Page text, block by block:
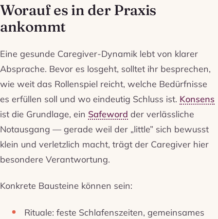
Worauf es in der Praxis
ankommt
Eine gesunde Caregiver-Dynamik lebt von klarer
Absprache. Bevor es losgeht, solltet ihr besprechen,
wie weit das Rollenspiel reicht, welche Bedürfnisse
es erfüllen soll und wo eindeutig Schluss ist. Konsens
ist die Grundlage, ein Safeword der verlässliche
Notausgang — gerade weil der „little” sich bewusst
klein und verletzlich macht, trägt der Caregiver hier
besondere Verantwortung.
Konkrete Bausteine können sein:
Rituale: feste Schlafenszeiten, gemeinsames